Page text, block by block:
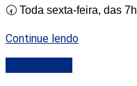
🕢 Toda sexta-feira, das
Continue lendo